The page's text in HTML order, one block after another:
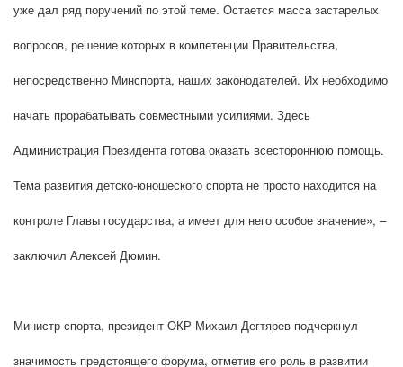
уже дал ряд поручений по этой теме. Остается масса застарелых
вопросов, решение которых в компетенции Правительства,
непосредственно Минспорта, наших законодателей. Их необходимо
начать прорабатывать совместными усилиями. Здесь
Администрация Президента готова оказать всестороннюю помощь.
Тема развития детско-юношеского спорта не просто находится на
контроле Главы государства, а имеет для него особое значение», –
заключил Алексей Дюмин.
Министр спорта, президент ОКР Михаил Дегтярев подчеркнул
значимость предстоящего форума, отметив его роль в развитии